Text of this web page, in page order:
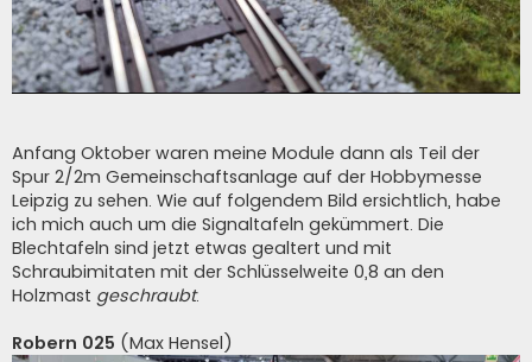
Anfang Oktober waren meine Module dann als Teil der
Spur 2/2m Gemeinschaftsanlage auf der Hobbymesse
Leipzig zu sehen. Wie auf folgendem Bild ersichtlich, habe
ich mich auch um die Signaltafeln gekümmert. Die
Blechtafeln sind jetzt etwas gealtert und mit
Schraubimitaten mit der Schlüsselweite 0,8 an den
Holzmast geschraubt.
Robern 025 (Max Hensel)